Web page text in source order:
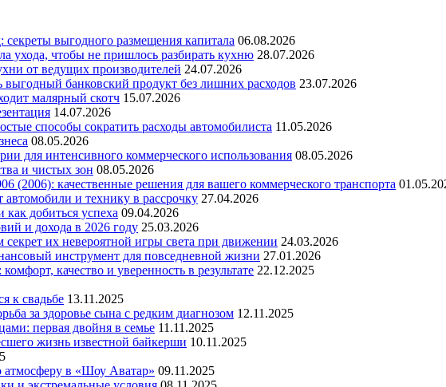
выгодного размещения капитала 06.08.2026
ухода, чтобы не пришлось разбирать кухню 28.07.2026
от ведущих производителей 24.07.2026
выгодный банковский продукт без лишних расходов 23.07.2026
малярный скотч 15.07.2026
14.07.2026
способы сократить расходы автомобилиста 11.05.2026
08.05.2026
для интенсивного коммерческого использования 08.05.2026
и чистых зон 08.05.2026
(2006): качественные решения для вашего коммерческого транспорта
и технику в рассрочку 27.04.2026
добиться успеха 09.04.2026
и дохода в 2026 году 25.03.2026
их невероятной игры света при движении 24.03.2026
инструмент для повседневной жизни 27.01.2026
качество и уверенность в результате 22.12.2025
к свадьбе 13.11.2025
за здоровье сына с редким диагнозом 12.11.2025
первая двойня в семье 11.11.2025
жизнь известной байкерши 10.11.2025
в «Шоу Аватар» 09.11.2025